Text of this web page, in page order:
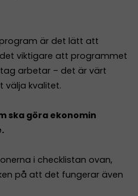
är det lätt att
viktigare att programmet
arbetar – det är värt
välja kvalitet.
ska göra ekonomin
i checklistan ovan,
på att det fungerar även